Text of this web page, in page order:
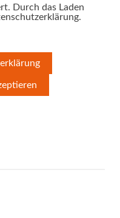
Durch das Laden